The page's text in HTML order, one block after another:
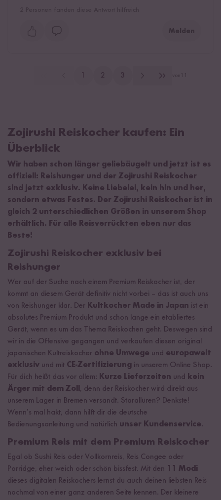
Melden
1 2 3
Zojirushi Reiskocher kaufen: Ein
Überblick
Wir haben schon länger geliebäugelt und jetzt ist es
offiziell: Reishunger und der Zojirushi Reiskocher
sind jetzt exklusiv. Keine Liebelei, kein hin und her,
sondern etwas Festes. Der Zojirushi Reiskocher ist in
gleich 2 unterschiedlichen Größen in unserem Shop
erhältlich. Für alle Reisverrückten eben nur das
Beste!
Zojirushi Reiskocher exklusiv bei
Reishunger
Wer auf der Suche nach einem Premium Reiskocher ist, der
kommt an diesem Gerät definitiv nicht vorbei – das ist auch uns
von Reishunger klar. Der Kultkocher Made in Japan ist ein
absolutes Premium Produkt und schon lange ein etabliertes
Gerät, wenn es um das Thema Reiskochen geht. Deswegen sind
wir in die Offensive gegangen und verkaufen diesen original
japanischen Kultreiskocher ohne Umwege und europaweit
exklusiv und mit CE-Zertifizierung in unserem Online Shop.
Für dich heißt das vor allem: Kurze Lieferzeiten und kein
Ärger mit dem Zoll, denn der Reiskocher wird direkt aus
unserem Lager in Bremen versandt. Starallüren? Denkste!
Wenn’s mal hakt, dann hilft dir die deutsche
Bedienungsanleitung und natürlich unser Kundenservice.
Premium Reis mit dem Premium Reiskocher
Egal ob Sushi Reis oder Vollkornreis, Reis Congee oder
Porridge, eher weich oder schön bissfest. Mit den 11 Modi
dieses digitalen Reiskochers lernst du auch deinen liebsten Reis
nochmal von einer ganz anderen Seite kennen. Der kleinere